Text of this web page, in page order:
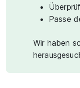
Passe
Wir haben